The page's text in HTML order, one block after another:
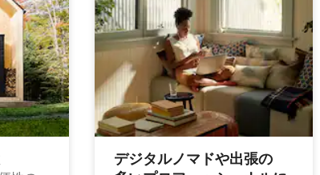
デジタルノマドや出⁠張⁠の